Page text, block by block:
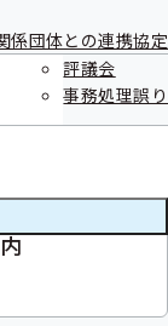
係団体との連携協定
評議会
事務処理誤り